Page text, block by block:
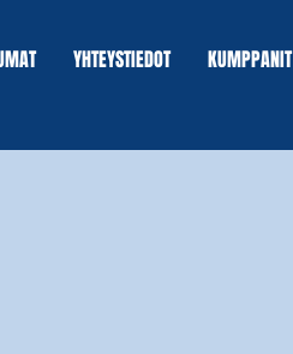
YHTEYSTIEDOT KUMPPANIT